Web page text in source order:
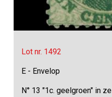
Lot nr. 1492
E - Envelop
N° 13 "1c. geelgroen" in